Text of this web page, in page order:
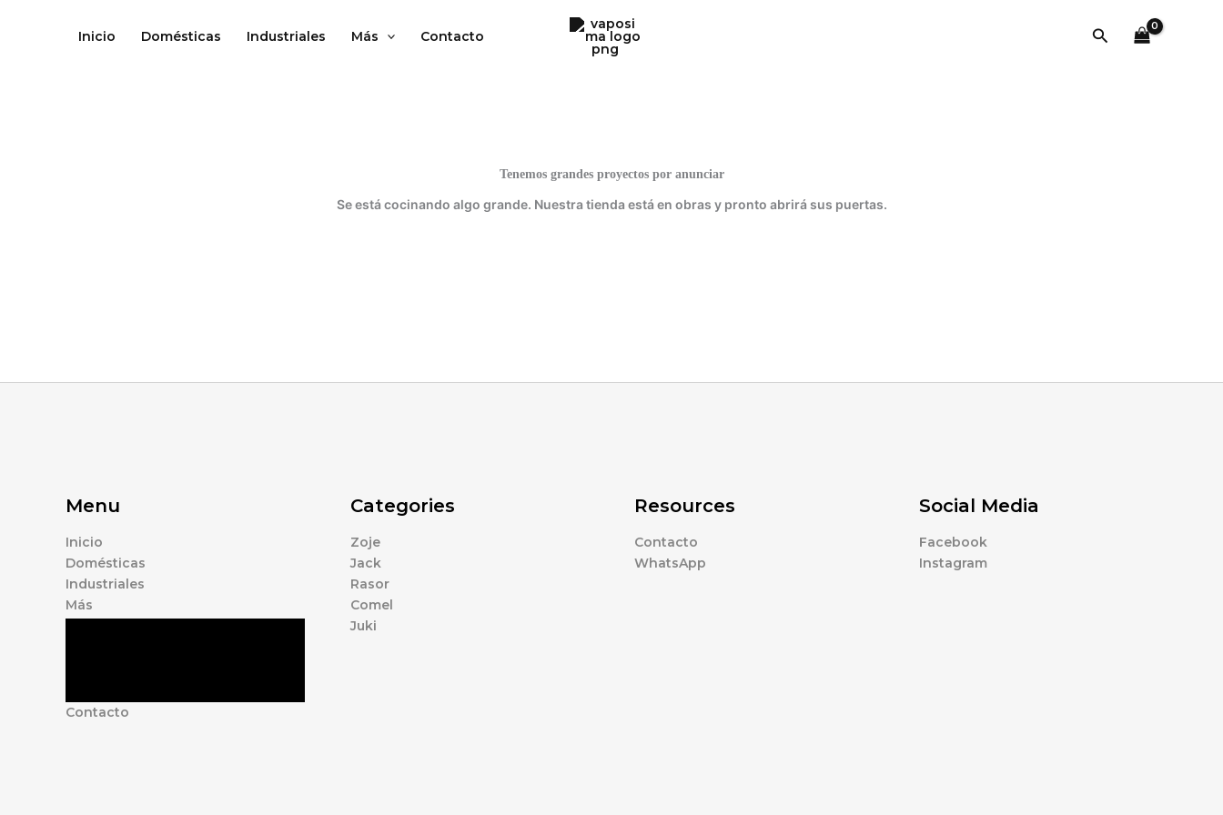
Inicio Domésticas Industriales Más Contacto Buscar
Tenemos grandes proyectos por anunciar
Se está cocinando algo grande. Nuestra tienda está en obras y pronto abrirá sus puertas.
Menu
Inicio
Domésticas
Industriales
Más
Contacto
Categories
Zoje
Jack
Rasor
Comel
Juki
Resources
Contacto
WhatsApp
Social Media
Facebook
Instagram